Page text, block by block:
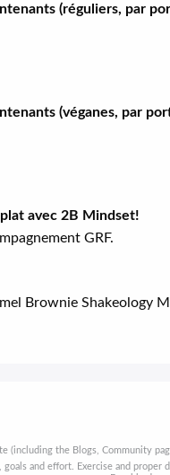
(réguliers, par
(véganes, par
avec 2B Mindset!
GRF.
(including the Blogs, Community
and effort. Exercise and